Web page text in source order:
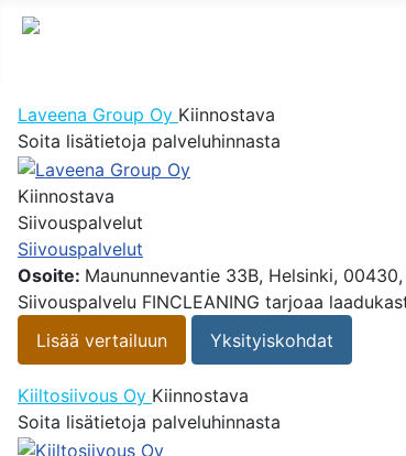
Laveena Group Oy Kiinnostava
Soita lisätietoja palveluhinnasta
Kiinnostava
Siivouspalvelut
Siivouspalvelut
Osoite: Maununnevantie 33B, Helsinki, 00430,
Siivouspalvelu FINCLEANING tarjoaa
Lisää vertailuun
Yksityiskohdat
Kiiltosiivous Oy Kiinnostava
Soita lisätietoja palveluhinnasta